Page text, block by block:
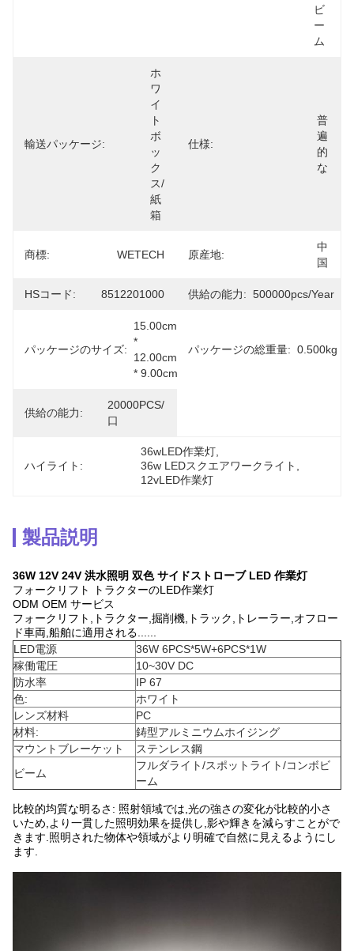
ビ
ー
ム
輸送パッケージ:
ホ
ワ
イ
ト
ボ
ッ
ク
ス/
紙
箱
仕様:
普
遍
的
な
商標: WETECH 原産地:
中
国
HSコード: 8512201000 供給の能力: 500000pcs/year
パッケージのサイズ:
15.00cm
*
12.00cm
* 9.00cm
パッケージの総重量: 0.500kg
供給の能力:
20000PCS/
口
ハイライト:
36wLED作業灯
36w LEDスクエアワークライト
12vLED作業灯
製品説明
36W 12V 24V 洪水照明 双色 サイドストローブ LED 作業灯
フォークリフト トラクターのLED作業灯
ODM OEM サービス
フォークリフト,トラクター,掘削機,トラック,トレーラー,オフロー
ド車両,船舶に適用される......
LED電源
36W 6PCS*5W+6PCS*1W
稼働電圧
10~30V DC
防水率
IP 67
色:
ホワイト
レンズ材料
PC
材料:
鋳型アルミニウムホイジング
マウントブレーケット
ステンレス鋼
ビーム
フルダライト/スポットライト/コンボビ
ーム
比較的均質な明るさ: 照射領域では,光の強さの変化が比較的小さ
いため,より一貫した照明効果を提供し,影や輝きを減らすことがで
きます.照明された物体や領域がより明確で自然に見えるようにし
ます.